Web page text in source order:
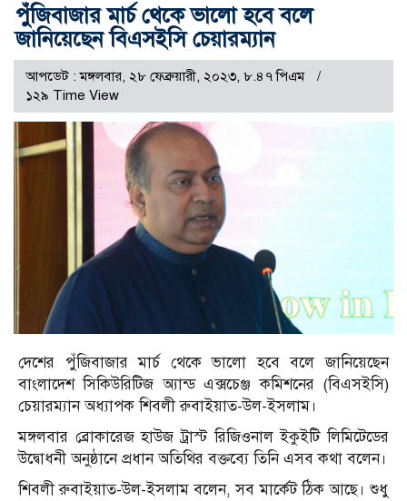
পুঁজিবাজার মার্চ থেকে ভালো হবে বলে
জানিয়েছেন বিএসইসি চেয়ারম্যান
আপডেট : মঙ্গলবার, ২৮ ফেব্রুয়ারী, ২০২৩, ৮.৪৭ পিএম
১২৯ Time View
দেশের পুঁজিবাজার মার্চ থেকে ভালো হবে বলে জানিয়েছেন
বাংলাদেশ সিকিউরিটিজ অ্যান্ড এক্সচেঞ্জ কমিশনের (বিএসইসি)
চেয়ারম্যান অধ্যাপক শিবলী রুবাইয়াত-উল-ইসলাম।
মঙ্গলবার ব্রোকারেজ হাউজ ট্রাস্ট রিজিওনাল ইকুইটি লিমিটেডের
উদ্বোধনী অনুষ্ঠানে প্রধান অতিথির বক্তব্যে তিনি এসব কথা বলেন।
শিবলী রুবাইয়াত-উল-ইসলাম বলেন, সব মার্কেট ঠিক আছে। শুধু